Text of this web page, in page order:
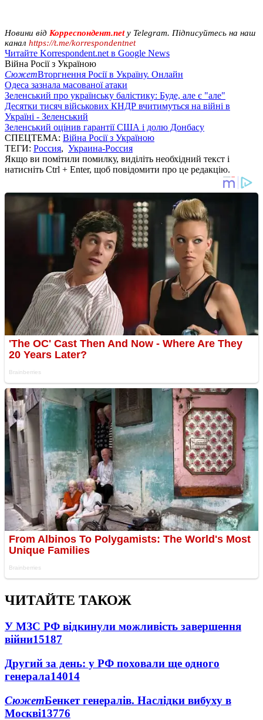
Новини від Корреспондент.netу Telegram. Підписуйтесь на наш
канал https://t.me/korrespondentnet
Читайте Korrespondent.net в Google News
Війна Росії з Україною
СюжетВторгнення Росії в Україну. Онлайн
Одеса зазнала масованої атаки
Зеленський про українську балістику: Буде, але є "але"
Десятки тисяч військових КНДР вчитимуться на війні в
Україні - Зеленський
Зеленський оцінив гарантії США і долю Донбасу
СПЕЦТЕМА: Війна Росії з Україною
ТЕГИ: Россия, Украина-Россия
Якщо ви помітили помилку, виділіть необхідний текст і
натисніть Ctrl + Enter, щоб повідомити про це редакцію.
ЧИТАЙТЕ ТАКОЖ
У МЗС РФ відкинули можливість завершення
війни15187
Другий за день: у РФ поховали ще одного
генерала14014
СюжетБенкет генералів. Наслідки вибуху в
Москві13776